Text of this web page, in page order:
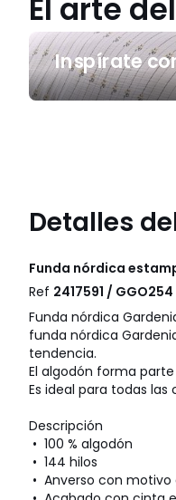
El arte
Inspírate
Inspírate
con
nuestra
colección
Detalles
Funda nórdica
Ref 2417591 / GGO254
Funda nórdica
funda nórdica
tendencia.
El algodón forma
Es ideal para todas
Descripción
• 100 % algodón
• 144 hilos
• Anverso con